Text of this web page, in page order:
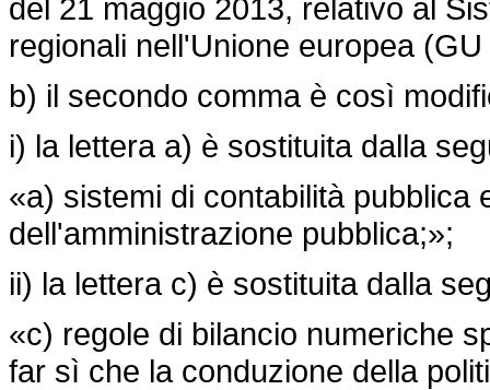
del 21 maggio 2013, relativo al
regionali nell'Unione europea
b) il secondo comma è così
i) la lettera a) è sostituita dalla
«a) sistemi di contabilità pubblica
dell'amministrazione pubblica;»;
ii) la lettera c) è sostituita dalla
«c) regole di bilancio numeriche
far sì che la conduzione della